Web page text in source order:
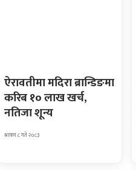
ऐरावतीमा मदिरा ब्रान्डिङमा
करिब १० लाख खर्च,
नतिजा शून्य
श्रावण ८ गते २०८३